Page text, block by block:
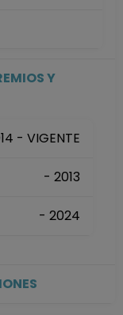
de
01-01-2008
en el SIIA)
Y
- VIGENTE
- 2013
- 2024